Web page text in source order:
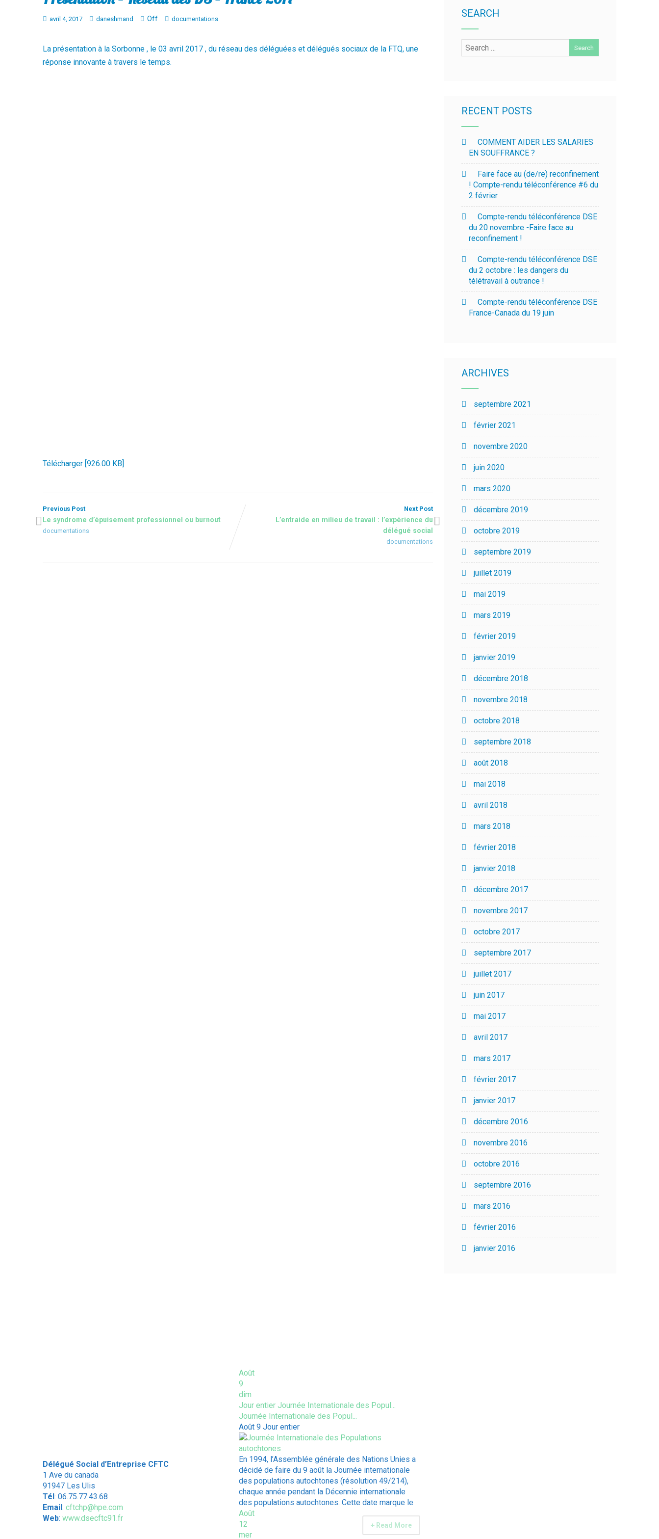
avril 4, 2017 daneshmand Off documentations
La présentation à la Sorbonne , le 03 avril 2017 , du réseau des déléguées et délégués sociaux de la FTQ, une
réponse innovante à travers le temps.
Télécharger [926.00 KB]
Previous Post
Le syndrome d’épuisement professionnel ou burnout
documentations
Next Post
L’entraide en milieu de travail : l’expérience du
délégué social
documentations
SEARCH
RECENT POSTS
COMMENT AIDER LES SALARIES
EN SOUFFRANCE ?
Faire face au (de/re) reconfinement
! Compte-rendu téléconférence #6 du
2 février
Compte-rendu téléconférence DSE
du 20 novembre -Faire face au
reconfinement !
Compte-rendu téléconférence DSE
du 2 octobre : les dangers du
télétravail à outrance !
Compte-rendu téléconférence DSE
France-Canada du 19 juin
ARCHIVES
septembre 2021
février 2021
novembre 2020
juin 2020
mars 2020
décembre 2019
octobre 2019
septembre 2019
juillet 2019
mai 2019
mars 2019
février 2019
janvier 2019
décembre 2018
novembre 2018
octobre 2018
septembre 2018
août 2018
mai 2018
avril 2018
mars 2018
février 2018
janvier 2018
décembre 2017
novembre 2017
octobre 2017
septembre 2017
juillet 2017
juin 2017
mai 2017
avril 2017
mars 2017
février 2017
janvier 2017
décembre 2016
novembre 2016
octobre 2016
septembre 2016
mars 2016
février 2016
janvier 2016
Délégué Social d’Entreprise CFTC
1 Ave du canada
91947 Les Ulis
Tél: 06.75.77.43.68
Email: cftchp@hpe.com
Web: www.dsecftc91.fr
Août
9
dim
Jour entier Journée Internationale des Popul...
Journée Internationale des Popul...
Août 9 Jour entier
En 1994, l’Assemblée générale des Nations Unies a
décidé de faire du 9 août la Journée internationale
des populations autochtones (résolution 49/214),
chaque année pendant la Décennie internationale
des populations autochtones. Cette date marque le
+ Read More
Août
12
mer